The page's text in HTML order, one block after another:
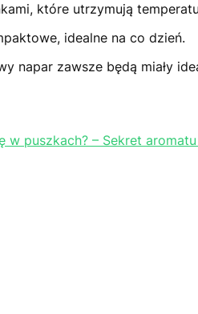
które utrzymują
idealne na co dzień.
napar zawsze będą miały
w puszkach? – Sekret